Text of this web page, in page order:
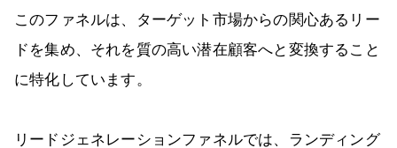
このファネルは、ターゲット市場からの関心あるリー
ドを集め、それを質の高い潜在顧客へと変換すること
に特化しています。
リードジェネレーションファネルでは、ランディング